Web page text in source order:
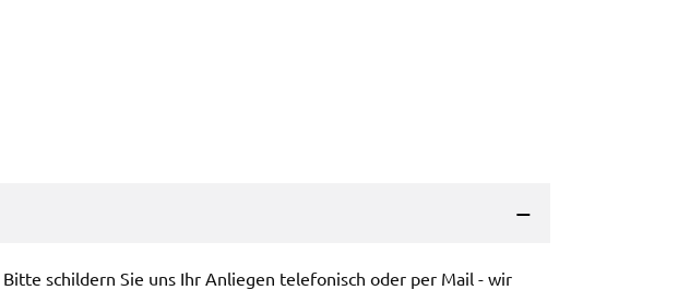
schil­dern Sie uns Ihr Anlie­gen tele­fo­nisch oder per Mail - wir